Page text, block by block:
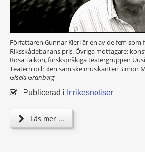
Författaren Gunnar Kieri är en av de fem som
Riksskådebanans pris. Övriga mottagare:
Rosa Taikon, finskspråkiga teatergruppen
Teatern och den samiske musikanten Simon
Gisela Granberg
Publicerad i Inrikesnotiser
Läs mer ...